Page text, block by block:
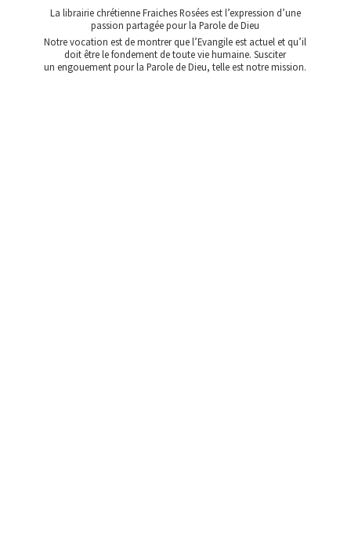
La librairie chrétienne Fraiches Rosées est l’expression d’une
passion partagée pour la Parole de Dieu
Notre vocation est de montrer que l’Evangile est actuel et qu’il
doit être le fondement de toute vie humaine. Susciter
un engouement pour la Parole de Dieu, telle estnotre mission.